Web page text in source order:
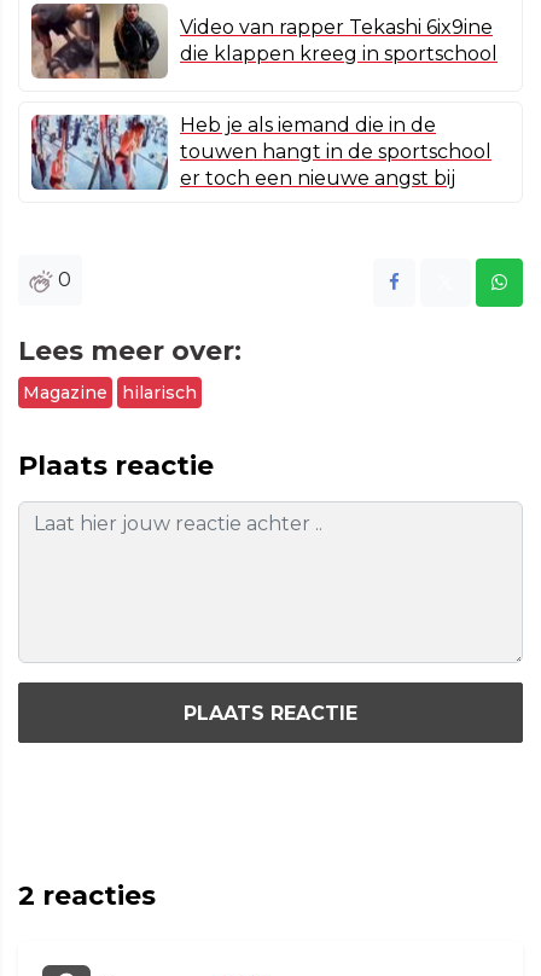
Video van rapper Tekashi 6ix9ine
die klappen kreeg in sportschool
Heb je als iemand die in de
touwen hangt in de sportschool
er toch een nieuwe angst bij
0
Lees meer over:
Magazine hilarisch
Plaats reactie
PLAATS REACTIE
2 reacties